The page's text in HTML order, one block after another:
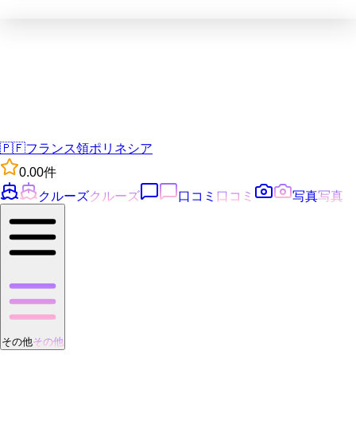
🇵🇫フランス領ポリネシア
0.00件
クルーズクルーズ 口コミ 口コミ 写真写真
その他その他